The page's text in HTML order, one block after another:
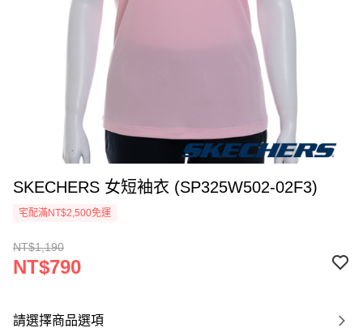
SKECHERS 女短袖衣 (SP325W502-02F3)
宅配滿NT$2,500免運
NT$1,190
NT$790
請選擇商品選項